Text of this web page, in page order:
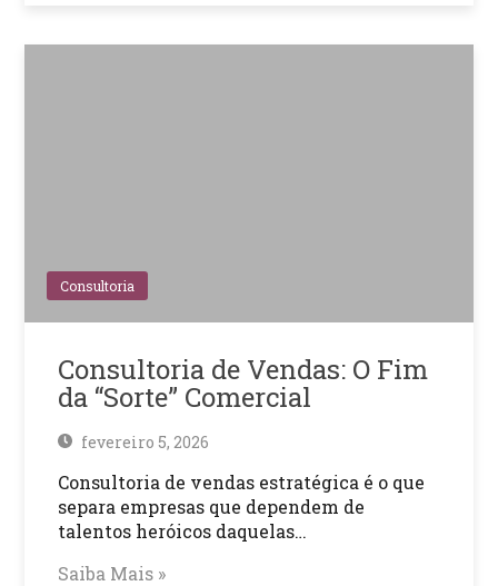
Consultoria
Consultoria de Vendas: O Fim
da “Sorte” Comercial
fevereiro 5, 2026
Consultoria de vendas estratégica é o que
separa empresas que dependem de
talentos heróicos daquelas…
Saiba Mais »